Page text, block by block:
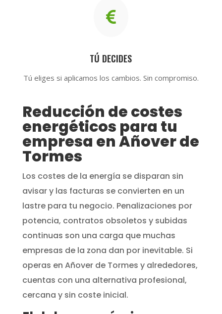

TÚ DECIDES
Tú eliges si aplicamos los cambios. Sin compromiso.
Reducción de costes
energéticos para tu
empresa en Añover de
Tormes
Los costes de la energía se disparan sin
avisar y las facturas se convierten en un
lastre para tu negocio. Penalizaciones por
potencia, contratos obsoletos y subidas
continuas son una carga que muchas
empresas de la zona dan por inevitable. Si
operas en Añover de Tormes y alrededores,
cuentas con una alternativa profesional,
cercana y sin coste inicial.